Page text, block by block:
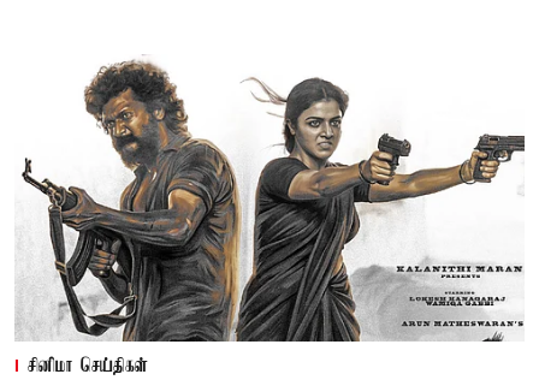
சினிமா செய்திகள்